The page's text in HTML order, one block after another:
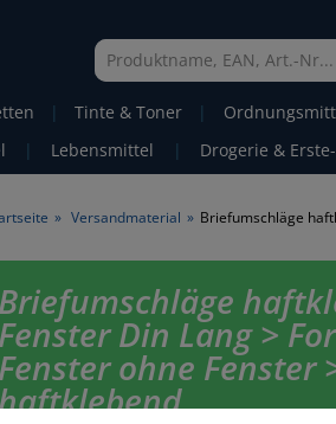
| Tinte & Toner |
| Lebensmittel | Drogerie &
» Versandmaterial »
Briefumschläge
Fenster Din Lang >
Fenster ohne Fenster